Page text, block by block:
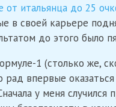
от итальянца до 25
в своей карьере
до этого было
1 (столько же,
впервые
у меня